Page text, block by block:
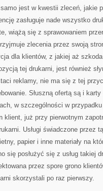
jest w kwestii zleceń, jakie
zasługuje nade wszystko
wiążą się z sprawowaniem
zlecenia przez swoją
dla klientów, z jakiej aż
tej drukarni, jest również
reklamy, nie ma się z tej
Słuszną ofertą są i
w szczególności w
klient, już przy pierwotnym
Usługi świadczone przez
papier i inne materiały na
się posłużyć się z usług takiej
przez spore grono
skorzystali po raz pierwszy.